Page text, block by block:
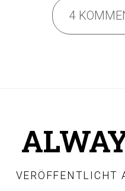
4
VERÖFFENTLICHT